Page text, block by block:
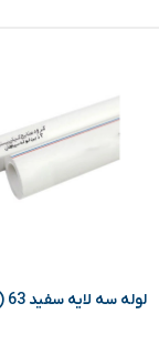
لوله سه لایه سفید 63 (آذین)